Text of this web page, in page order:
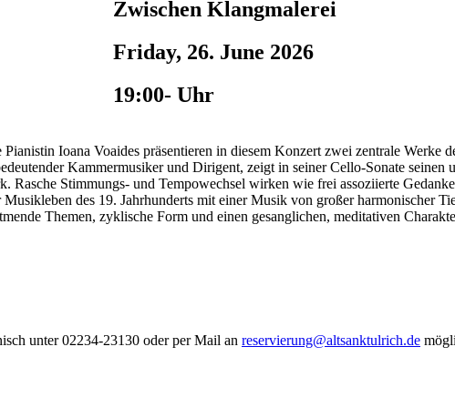
Zwischen Klangmalerei
Friday, 26. June 2026
19:00- Uhr
Ioana Voaides präsentieren in diesem Konzert zwei zentrale
Kammermusiker und Dirigent, zeigt in seiner Cello-Sonate
Rasche Stimmungs- und Tempowechsel wirken wie frei assoziierte
Musikleben des 19. Jahrhunderts mit einer Musik von großer harmonischer
Themen, zyklische Form und einen gesanglichen, meditativen
unter 02234-23130 oder per Mail an reservierung@altsanktulrich.de